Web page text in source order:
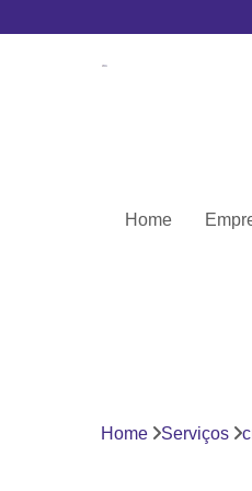
Home
Home Serviços